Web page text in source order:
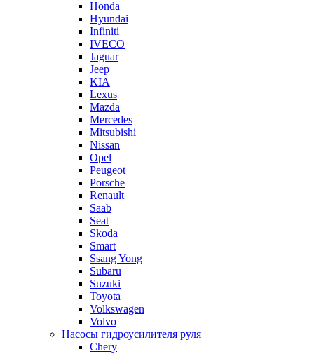
Honda
Hyundai
Infiniti
IVECO
Jaguar
Jeep
KIA
Lexus
Mazda
Mercedes
Mitsubishi
Nissan
Opel
Peugeot
Porsche
Renault
Saab
Seat
Skoda
Smart
Ssang Yong
Subaru
Suzuki
Toyota
Volkswagen
Volvo
Насосы гидроусилителя руля
Chery